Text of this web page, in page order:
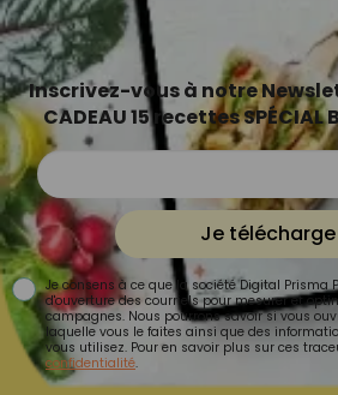
Inscrivez-vous à notre
CADEAU 15 recettes SPÉCIAL
Je télécharge
Je consens à ce que la société Digital Prisma
d'ouverture des courriels pour mesurer et
campagnes. Nous pourrons savoir si vous
laquelle vous le faites ainsi que des
vous utilisez. Pour en savoir plus sur ces
confidentialité.